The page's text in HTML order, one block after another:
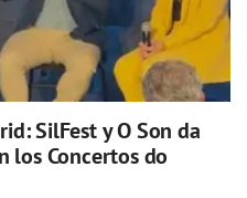
SilFest y O Son da
los Concertos do